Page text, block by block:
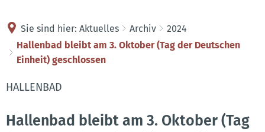
Sie sind hier: Aktuelles Archiv
2024
Hallenbad bleibt am 3. Oktober (Tag der Deutschen
Einheit) geschlossen
HALLENBAD
Hallenbad bleibt am 3. Oktober (Tag